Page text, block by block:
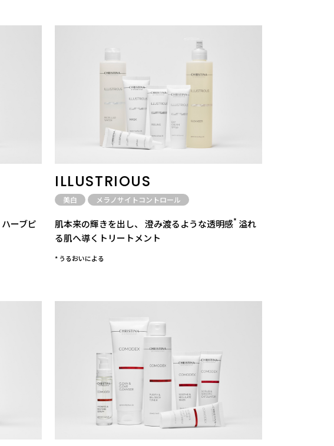
ハーブピ
ILLUSTRIOUS
美白 メラノサイトコントロール
肌本来の輝きを出し、 澄み渡るような透明感* 溢れ
る肌へ導くトリートメント
* うるおいによる